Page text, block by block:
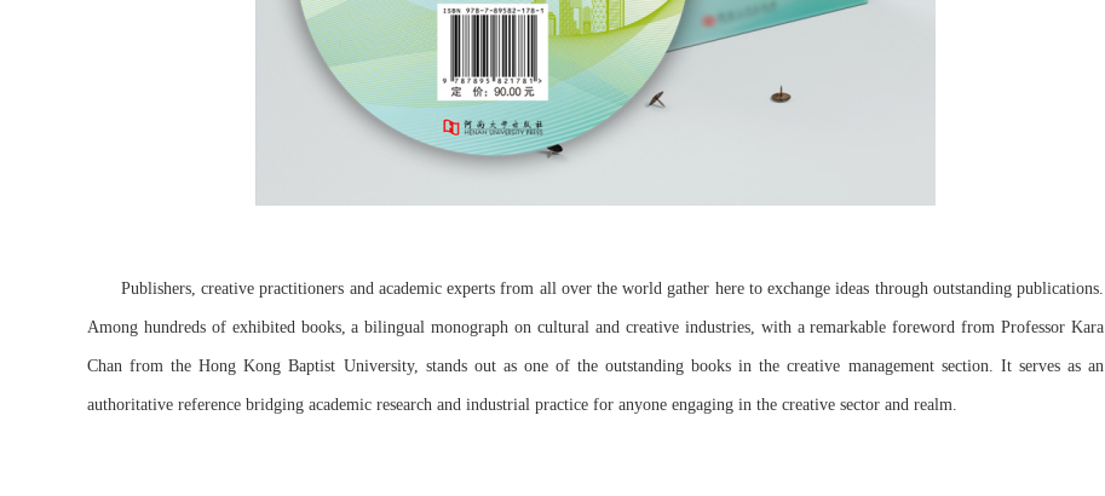
Publishers, creative practitioners and academic experts from all over the world gather here to exchange ideas through outstanding publications.
Among hundreds of exhibited books, a bilingual monograph on cultural and creative industries, with a remarkable foreword from Professor Kara
Chan from the Hong Kong Baptist University, stands out as one of the outstanding books in the creative management section. It serves as an
authoritative reference bridging academic research and industrial practice for anyone engaging in the creative sector and realm.